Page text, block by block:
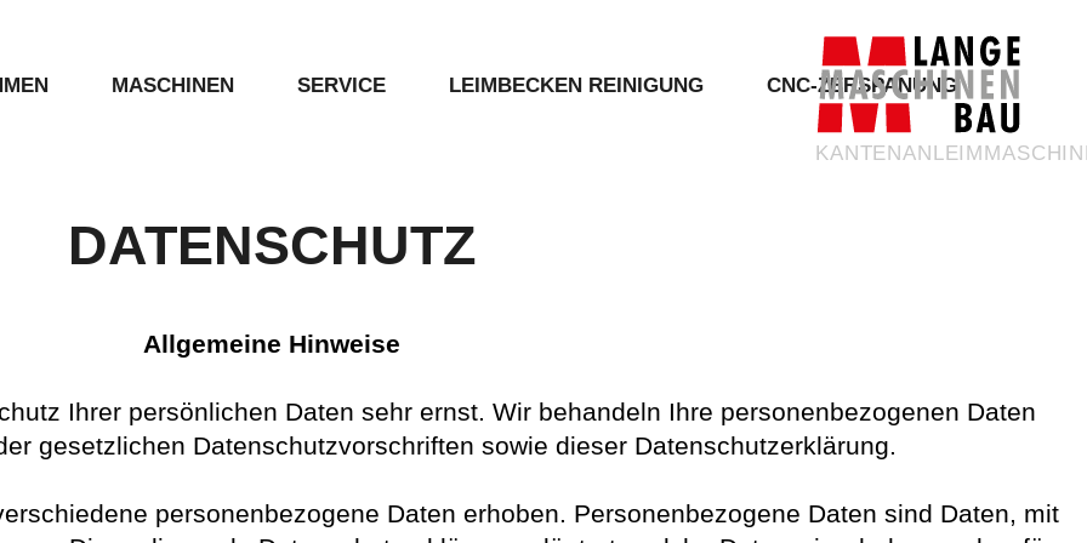
MASCHINEN
Alle Maschinen Kantenanleimmaschinen
Formteilbearbeitungsmaschinen
Kantenfräsen
Reinigungsstation
Kundenstimmen
SERVICE
Wartung
LEIMBECKEN REINIGUNG CNC-ZERSPANUNG
DATENSCHUTZ
Allgemeine Hinweise
Ihrer persönlichen Daten sehr ernst. Wir behandeln Ihre personenbezogenen Daten
gesetzlichen Datenschutzvorschriften sowie dieser Datenschutzerklärung.
personenbezogene Daten erhoben. Personenbezogene Daten sind Daten, mit